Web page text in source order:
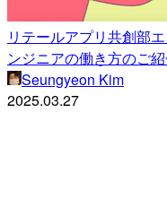
リテールアプリ共創部
ンジニアの働き方のご
Seungyeon Kim
2025.03.27